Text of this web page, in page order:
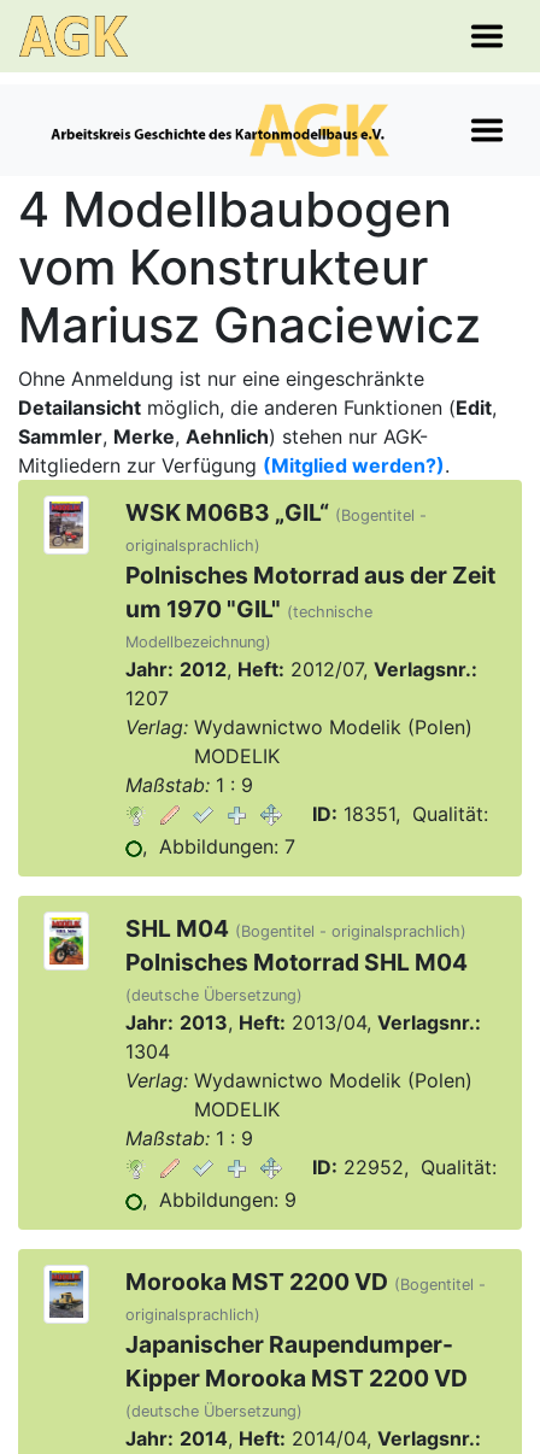
4 Modellbaubogen
vom Konstrukteur
Mariusz Gnaciewicz
Ohne Anmeldung ist nur eine eingeschränkte
Detailansicht möglich, die anderen Funktionen (Edit,
Sammler, Merke, Aehnlich) stehen nur AGK-
Mitgliedern zur Verfügung (Mitglied werden?).
WSK M06B3 „GIL“ (Bogentitel -
originalsprachlich)
Polnisches Motorrad aus der Zeit
um 1970 "GIL" (technische
Modellbezeichnung)
Jahr: 2012, Heft: 2012/07, Verlagsnr.:
1207
Verlag:Wydawnictwo Modelik (Polen)
MODELIK
Maßstab:1 : 9
ID: 18351, Qualität:
, Abbildungen: 7
SHL M04 (Bogentitel - originalsprachlich)
Polnisches Motorrad SHL M04
(deutsche Übersetzung)
Jahr: 2013, Heft: 2013/04, Verlagsnr.:
1304
Verlag:Wydawnictwo Modelik (Polen)
MODELIK
Maßstab:1 : 9
ID: 22952, Qualität:
, Abbildungen: 9
Morooka MST 2200 VD (Bogentitel -
originalsprachlich)
Japanischer Raupendumper-
Kipper Morooka MST 2200 VD
(deutsche Übersetzung)
Jahr: 2014, Heft: 2014/04, Verlagsnr.: